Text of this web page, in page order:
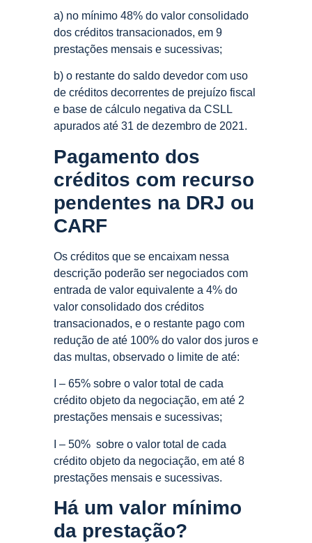
a) no mínimo 48% do valor consolidado
dos créditos transacionados, em 9
prestações mensais e sucessivas;
b) o restante do saldo devedor com uso
de créditos decorrentes de prejuízo fiscal
e base de cálculo negativa da CSLL
apurados até 31 de dezembro de 2021.
Pagamento dos
créditos com recurso
pendentes na DRJ ou
CARF
Os créditos que se encaixam nessa
descrição poderão ser negociados com
entrada de valor equivalente a 4% do
valor consolidado dos créditos
transacionados, e o restante pago com
redução de até 100% do valor dos juros e
das multas, observado o limite de até:
I – 65% sobre o valor total de cada
crédito objeto da negociação, em até 2
prestações mensais e sucessivas;
I – 50% sobre o valor total de cada
crédito objeto da negociação, em até 8
prestações mensais e sucessivas.
Há um valor mínimo
da prestação?